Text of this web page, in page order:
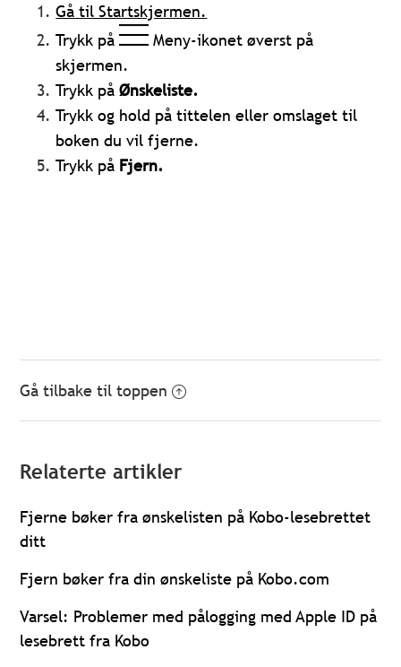
Gå til Startskjermen.
Trykk på
Meny-ikonet øverst på
skjermen.
Trykk påØnskeliste.
Trykk og hold på tittelen eller omslaget til
boken du vil fjerne.
Trykk på Fjern.
Gå tilbake til toppen
Relaterte artikler
Fjerne bøker fra ønskelisten på Kobo-lesebrettet
ditt
Fjern bøker fra din ønskeliste på Kobo.com
Varsel: Problemer med pålogging med Apple ID på
lesebrett fra Kobo